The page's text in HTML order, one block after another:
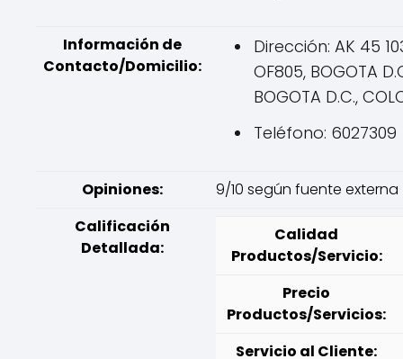
Información de
Contacto/Domicilio:
Dirección: AK 45
OF805, BOGOTA
BOGOTA D.C.,
Teléfono: 6027309
Opiniones:
9/10 según fuente externa
Calificación
Detallada:
Calidad
Productos/Servicio:
Precio
Productos/Servicios:
Servicio al Cliente: